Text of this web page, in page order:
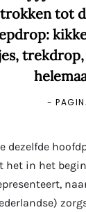
tot
dezelfde
het in het